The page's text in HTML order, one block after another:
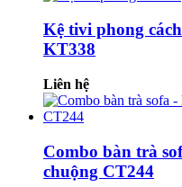
Kệ tivi phong
KT338
Liên hệ
Combo bàn trà
chuộng CT244